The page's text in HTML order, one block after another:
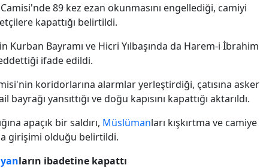
89 kez ezan okunmasını engellediği, camiyi
kapattığı belirtildi.
Kurban Bayramı ve Hicri Yılbaşında da Harem-i İbrahim
ifade edildi.
koridorlarına alarmlar yerleştirdiği, çatısına asker
yansıttığı ve doğu kapısını kapattığı aktarıldı.
apaçık bir saldırı, Müslümanları kışkırtma ve camiye
girişimi olduğu belirtildi.
ların ibadetine kapattı